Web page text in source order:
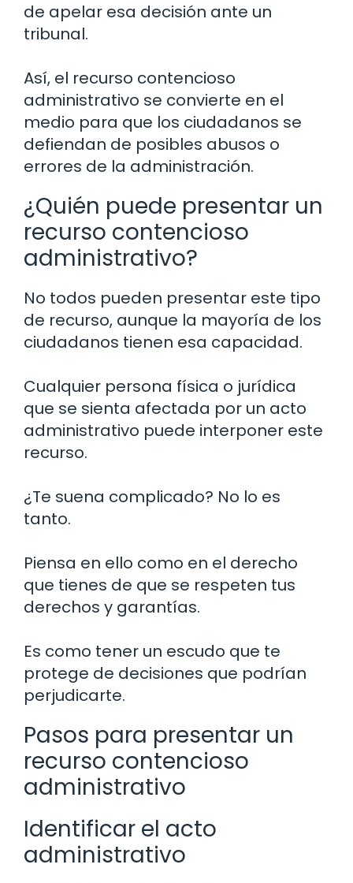
de apelar esa decisión ante un
tribunal.
Así, el recurso contencioso
administrativo se convierte en el
medio para que los ciudadanos se
defiendan de posibles abusos o
errores de la administración.
¿Quién puede presentar un
recurso contencioso
administrativo?
No todos pueden presentar este tipo
de recurso, aunque la mayoría de los
ciudadanos tienen esa capacidad.
Cualquier persona física o jurídica
que se sienta afectada por un acto
administrativo puede interponer este
recurso.
¿Te suena complicado? No lo es
tanto.
Piensa en ello como en el derecho
que tienes de que se respeten tus
derechos y garantías.
Es como tener un escudo que te
protege de decisiones que podrían
perjudicarte.
Pasos para presentar un
recurso contencioso
administrativo
Identificar el acto
administrativo